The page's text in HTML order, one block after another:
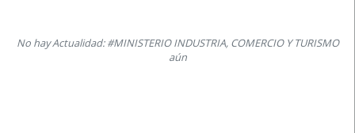
No hay Actualidad: #MINISTERIO INDUSTRIA, COMERCIO Y TURISMO
aún